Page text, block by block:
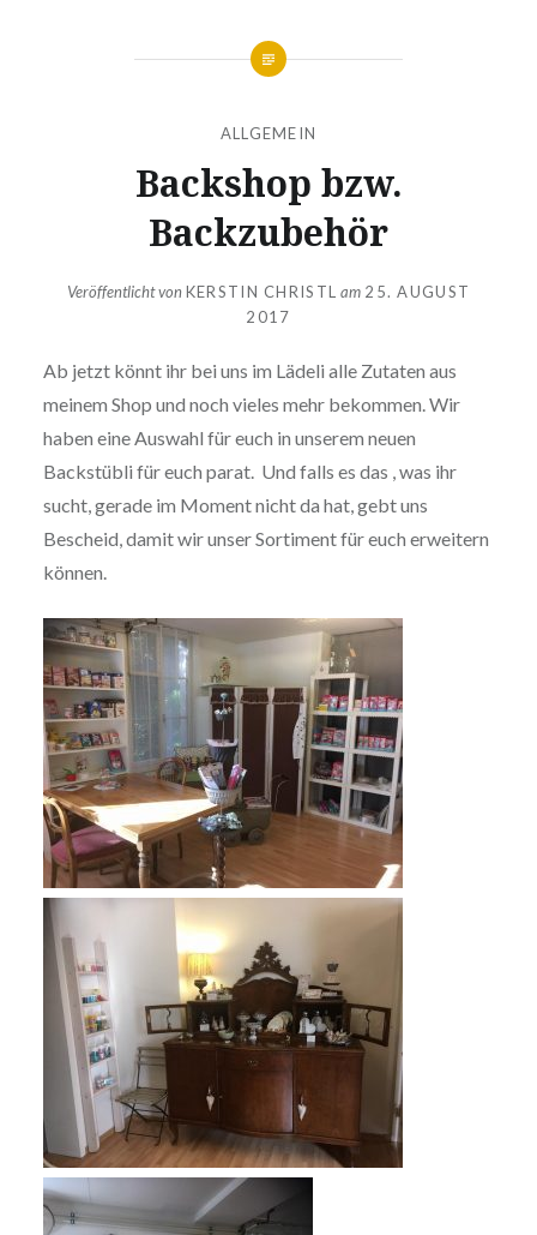
ALLGEMEIN
Backshop bzw.
Backzubehör
Veröffentlicht vonKERSTIN CHRISTL am 25. AUGUST
2017
Ab jetzt könnt ihr bei uns im Lädeli alle Zutaten aus
meinem Shop und noch vieles mehr bekommen. Wir
haben eine Auswahl für euch in unserem neuen
Backstübli für euch parat. Und falls es das , was ihr
sucht, gerade im Moment nicht da hat, gebt uns
Bescheid, damit wir unser Sortiment für euch erweitern
können.